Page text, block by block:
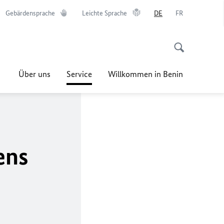
Gebärdensprache Leichte Sprache DE FR
Über uns Service Willkommen in Benin